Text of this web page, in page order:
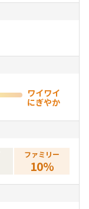
ワイワイ
にぎやか
ファミリー
10%